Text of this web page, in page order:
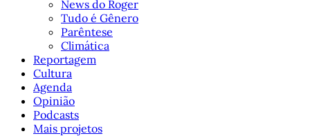
News do Roger
Tudo é Gênero
Parêntese
Climática
Reportagem
Cultura
Agenda
Opinião
Podcasts
Mais projetos